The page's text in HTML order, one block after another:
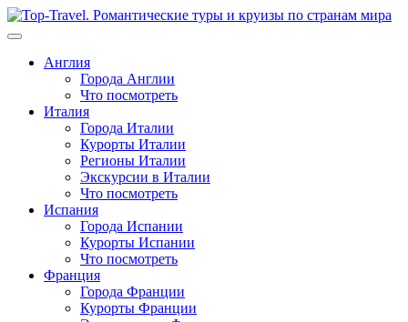
Перейти
к
Англия
Города Англии
Что посмотреть
Италия
Города Италии
Курорты Италии
Регионы Италии
Экскурсии в Италии
Что посмотреть
Испания
Города Испании
Курорты Испании
Что посмотреть
Франция
Города Франции
Курорты Франции